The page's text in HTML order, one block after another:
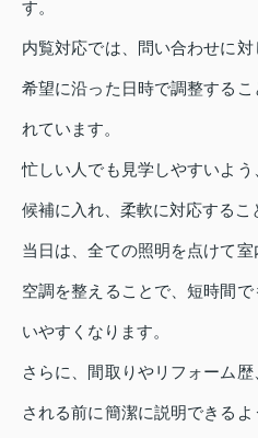
す。
内覧対応では、問い合わせに対
希望に沿った日時で調整する
れています。
忙しい人でも見学しやすいよ
候補に入れ、柔軟に対応するこ
当日は、全ての照明を点けて
空調を整えることで、短時間
いやすくなります。
さらに、間取りやリフォーム
される前に簡潔に説明できる